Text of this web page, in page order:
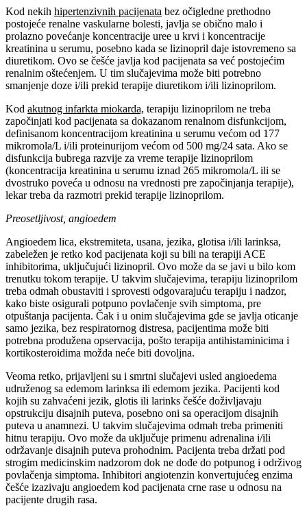
Kod nekih hipertenzivnih pacijenata bez očigledne prethodno
postojeće renalne vaskularne bolesti, javlja se obično malo i
prolazno povećanje koncentracije uree u krvi i koncentracije
kreatinina u serumu, posebno kada se lizinopril daje istovremeno sa
diuretikom. Ovo se češće javlja kod pacijenata sa već postojećim
renalnim oštećenjem. U tim slučajevima može biti potrebno
smanjenje doze i/ili prekid terapije diuretikom i/ili lizinoprilom.
Kod akutnog infarkta miokarda, terapiju lizinoprilom ne treba
započinjati kod pacijenata sa dokazanom renalnom disfunkcijom,
definisanom koncentracijom kreatinina u serumu većom od 177
mikromola/L i/ili proteinurijom većom od 500 mg/24 sata. Ako se
disfunkcija bubrega razvije za vreme terapije lizinoprilom
(koncentracija kreatinina u serumu iznad 265 mikromola/L ili se
dvostruko poveća u odnosu na vrednosti pre započinjanja terapije),
lekar treba da razmotri prekid terapije lizinoprilom.
Preosetljivost, angioedem
Angioedem lica, ekstremiteta, usana, jezika, glotisa i/ili larinksa,
zabeležen je retko kod pacijenata koji su bili na terapiji ACE
inhibitorima, uključujući lizinopril. Ovo može da se javi u bilo kom
trenutku tokom terapije. U takvim slučajevima, terapiju lizinoprilom
treba odmah obustaviti i sprovesti odgovarajuću terapiju i nadzor,
kako biste osigurali potpuno povlačenje svih simptoma, pre
otpuštanja pacijenta. Čak i u onim slučajevima gde se javlja oticanje
samo jezika, bez respiratornog distresa, pacijentima može biti
potrebna produžena opservacija, pošto terapija antihistaminicima i
kortikosteroidima možda neće biti dovoljna.
Veoma retko, prijavljeni su i smrtni slučajevi usled angioedema
udruženog sa edemom larinksa ili edemom jezika. Pacijenti kod
kojih su zahvaćeni jezik, glotis ili larinks češće doživljavaju
opstrukciju disajnih puteva, posebno oni sa operacijom disajnih
puteva u anamnezi. U takvim slučajevima odmah treba primeniti
hitnu terapiju. Ovo može da uključuje primenu adrenalina i/ili
održavanje disajnih puteva prohodnim. Pacijenta treba držati pod
strogim medicinskim nadzorom dok ne dođe do potpunog i održivog
povlačenja simptoma. Inhibitori angiotenzin konvertujućeg enzima
češće izazivaju angioedem kod pacijenata crne rase u odnosu na
pacijente drugih rasa.